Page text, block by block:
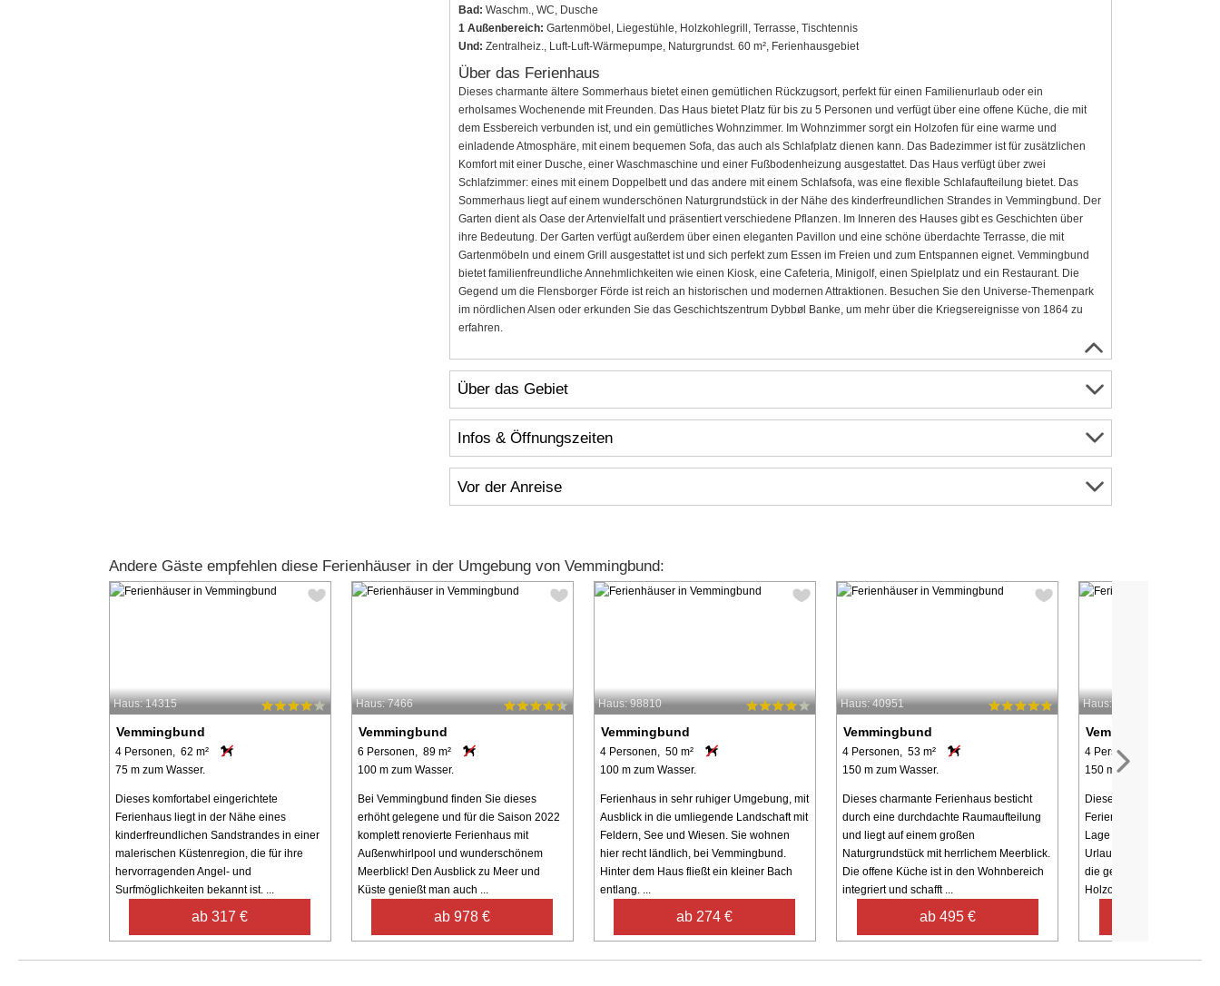
Bad: Waschm., WC, Dusche
1 Außenbereich: Gartenmöbel, Liegestühle, Holzkohlegrill, Terrasse, Tischtennis
Und: Zentralheiz., Luft-Luft-Wärmepumpe, Naturgrundst. 60 m², Ferienhausgebiet
Über das Ferienhaus
Dieses charmante ältere Sommerhaus bietet einen gemütlichen Rückzugsort, perfekt für einen Familienurlaub oder ein
erholsames Wochenende mit Freunden. Das Haus bietet Platz für bis zu 5 Personen und verfügt über eine offene Küche, die mit
dem Essbereich verbunden ist, und ein gemütliches Wohnzimmer. Im Wohnzimmer sorgt ein Holzofen für eine warme und
einladende Atmosphäre, mit einem bequemen Sofa, das auch als Schlafplatz dienen kann. Das Badezimmer ist für zusätzlichen
Komfort mit einer Dusche, einer Waschmaschine und einer Fußbodenheizung ausgestattet. Das Haus verfügt über zwei
Schlafzimmer: eines mit einem Doppelbett und das andere mit einem Schlafsofa, was eine flexible Schlafaufteilung bietet. Das
Sommerhaus liegt auf einem wunderschönen Naturgrundstück in der Nähe des kinderfreundlichen Strandes in Vemmingbund. Der
Garten dient als Oase der Artenvielfalt und präsentiert verschiedene Pflanzen. Im Inneren des Hauses gibt es Geschichten über
ihre Bedeutung. Der Garten verfügt außerdem über einen eleganten Pavillon und eine schöne überdachte Terrasse, die mit
Gartenmöbeln und einem Grill ausgestattet ist und sich perfekt zum Essen im Freien und zum Entspannen eignet. Vemmingbund
bietet familienfreundliche Annehmlichkeiten wie einen Kiosk, eine Cafeteria, Minigolf, einen Spielplatz und ein Restaurant. Die
Gegend um die Flensborger Förde ist reich an historischen und modernen Attraktionen. Besuchen Sie den Universe-Themenpark
im nördlichen Alsen oder erkunden Sie das Geschichtszentrum Dybbøl Banke, um mehr über die Kriegsereignisse von 1864 zu
erfahren.
Über das Gebiet
Infos & Öffnungszeiten
Vor der Anreise
Andere Gäste empfehlen diese Ferienhäuser in der Umgebung von Vemmingbund:
Haus: 14315
Vemmingbund
4 Personen, 62 m²
75 m zum Wasser.
Dieses komfortabel eingerichtete
Ferienhaus liegt in der Nähe eines
kinderfreundlichen Sandstrandes in einer
malerischen Küstenregion, die für ihre
hervorragenden Angel- und
Surfmöglichkeiten bekannt ist. ...
ab 317 €
Haus: 7466
Vemmingbund
6 Personen, 89 m²
100 m zum Wasser.
Bei Vemmingbund finden Sie dieses
erhöht gelegene und für die Saison 2022
komplett renovierte Ferienhaus mit
Außenwhirlpool und wunderschönem
Meerblick! Den Ausblick zu Meer und
Küste genießt man auch ...
ab 978 €
Haus: 98810
Vemmingbund
4 Personen, 50 m²
100 m zum Wasser.
Ferienhaus in sehr ruhiger Umgebung, mit
Ausblick in die umliegende Landschaft mit
Feldern, See und Wiesen. Sie wohnen
hier recht ländlich, bei Vemmingbund.
Hinter dem Haus fließt ein kleiner Bach
entlang. ...
ab 274 €
Haus: 40951
Vemmingbund
4 Personen, 53 m²
150 m zum Wasser.
Dieses charmante Ferienhaus besticht
durch eine durchdachte Raumaufteilung
und liegt auf einem großen
Naturgrundstück mit herrlichem Meerblick.
Die offene Küche ist in den Wohnbereich
integriert und schafft ...
ab 495 €
Haus: 27530
Vemmingbund
4 Personen, 72 m²
150 m zum Wasser.
Dieses charmante und
Ferienhaus befindet sich
Lage und ist ideal für
Urlaub inmitten der Natur.
die gemütliche, verglaste
Holzofen, ...